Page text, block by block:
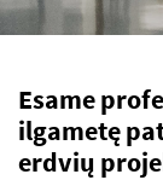
Esame
ilgametę
erdvių